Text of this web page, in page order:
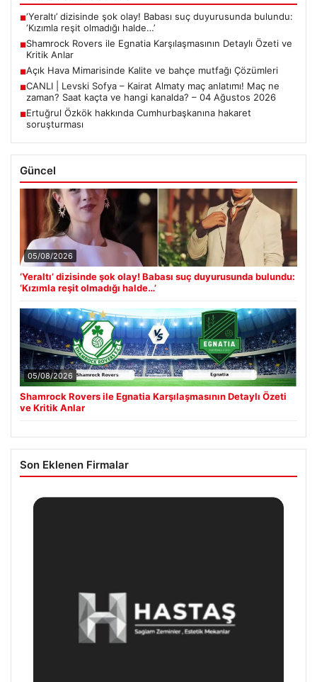
■‘Yeraltı’ dizisinde şok olay! Babası suç duyurusunda bulundu:
‘Kızımla reşit olmadığı halde…’
■Shamrock Rovers ile Egnatia Karşılaşmasının Detaylı Özeti ve
Kritik Anlar
■Açık Hava Mimarisinde Kalite ve bahçe mutfağı Çözümleri
■CANLI | Levski Sofya – Kairat Almaty maç anlatımı! Maç ne
zaman? Saat kaçta ve hangi kanalda? – 04 Ağustos 2026
■Ertuğrul Özkök hakkında Cumhurbaşkanına hakaret
soruşturması
Güncel
05/08/2026
‘Yeraltı’ dizisinde şok olay! Babası suç duyurusunda bulundu:
‘Kızımla reşit olmadığı halde…’
05/08/2026
Shamrock Rovers ile Egnatia Karşılaşmasının Detaylı Özeti
ve Kritik Anlar
Son Eklenen Firmalar